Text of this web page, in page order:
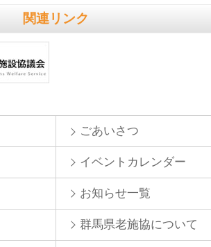
関連リンク
ごあいさつ
イベントカレンダー
お知らせ一覧
群馬県老施協について